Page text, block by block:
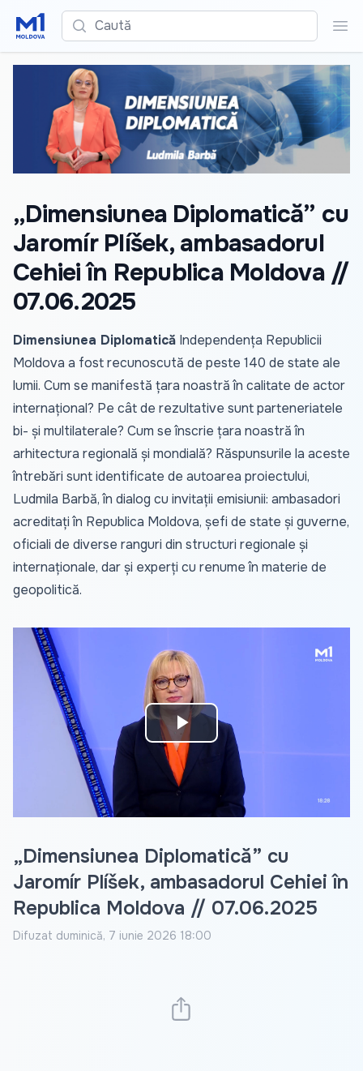
Caută
„Dimensiunea Diplomatică” cu
Jaromír Plíšek, ambasadorul
Cehiei în Republica Moldova //
07.06.2025
Dimensiunea Diplomatică Independența Republicii
Moldova a fost recunoscută de peste 140 de state ale
lumii. Cum se manifestă țara noastră în calitate de actor
internațional? Pe cât de rezultative sunt parteneriatele
bi- și multilaterale? Cum se înscrie țara noastră în
arhitectura regională și mondială? Răspunsurile la aceste
întrebări sunt identificate de autoarea proiectului,
Ludmila Barbă, în dialog cu invitații emisiunii: ambasadori
acreditați în Republica Moldova, șefi de state și guverne,
oficiali de diverse ranguri din structuri regionale și
internaționale, dar și experți cu renume în materie de
geopolitică.
Play
Video
„Dimensiunea Diplomatică” cu
Jaromír Plíšek, ambasadorul Cehiei în
Republica Moldova // 07.06.2025
Difuzat duminică, 7 iunie 2026 18:00